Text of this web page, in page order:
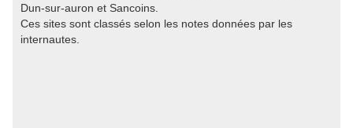
Dun-sur-auron et Sancoins.
Ces sites sont classés selon les notes données par les
internautes.